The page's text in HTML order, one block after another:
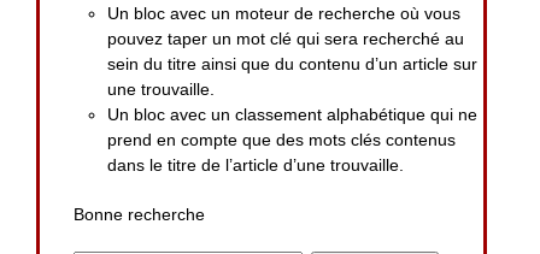
Un bloc avec un moteur de recherche où vous
pouvez taper un mot clé qui sera recherché au
sein du titre ainsi que du contenu d’un article sur
une trouvaille.
Un bloc avec un classement alphabétique qui ne
prend en compte que des mots clés contenus
dans le titre de l’article d’une trouvaille.
Bonne recherche